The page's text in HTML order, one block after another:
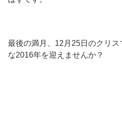
最後の満月、12月25日のクリ
な2016年を迎えませんか？